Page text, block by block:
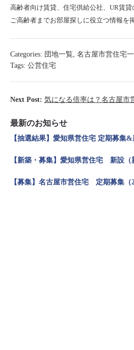
高齢者向け賃貸、住宅供給公社、UR賃
ご高齢者までお部屋探しに役立つ情報を
Categories: 団地一覧, 名古屋市営住宅
Tags: 公営住宅
Next Post: 気になる倍率は？名古屋市
最新のお知らせ
【抽選結果】愛知県営住宅 定期募集&
【新築・募集】愛知県営住宅 新設（
【募集】名古屋市営住宅 定期募集（